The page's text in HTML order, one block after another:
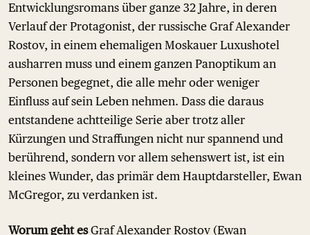
Entwicklungsromans über ganze 32 Jahre, in deren
Verlauf der Protagonist, der russische Graf Alexander
Rostov, in einem ehemaligen Moskauer Luxushotel
ausharren muss und einem ganzen Panoptikum an
Personen begegnet, die alle mehr oder weniger
Einfluss auf sein Leben nehmen. Dass die daraus
entstandene achtteilige Serie aber trotz aller
Kürzungen und Straffungen nicht nur spannend und
berührend, sondern vor allem sehenswert ist, ist ein
kleines Wunder, das primär dem Hauptdarsteller, Ewan
McGregor, zu verdanken ist.
Worum geht esGraf Alexander Rostov (Ewan